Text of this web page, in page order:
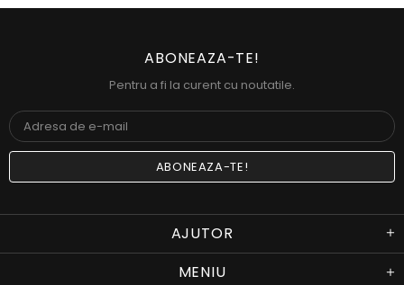
ABONEAZA-TE!
Pentru a fi la curent cu noutatile.
AJUTOR
MENIU